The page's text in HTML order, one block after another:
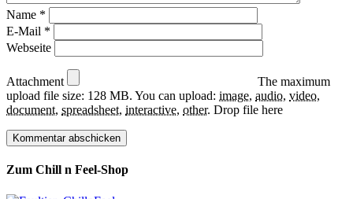
Name *
E-Mail *
Webseite
Attachment
The maximum
upload file size: 128 MB. You can upload: image, audio, video,
document, spreadsheet, interactive, other. Drop file here
Zum Chill n Feel-Shop